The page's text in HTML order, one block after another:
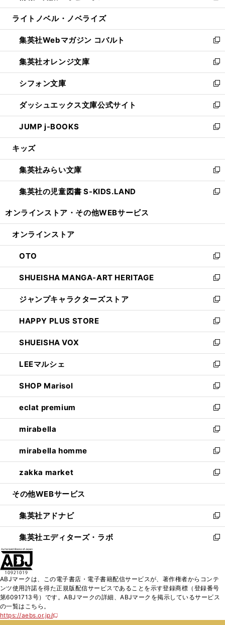
開
ウ
開
く
ン
ウ
で
開
く
ウ
ン
ド
ウ
で
開
く
し
ウ
ィ
ン
ド
ウ
で
開
く
ライトノベル・ノベライズ
集英社Webマガジン コバルト
新
し
い
ウ
ィ
ン
ド
ウ
で
開
集英社オレンジ文庫
新
し
い
ウ
ィ
ン
ド
ウ
開
く
シフォン文庫
新
し
い
ウ
ィ
ン
ウ
で
開
く
ダッシュエックス文庫公式サイト
新
し
い
ウ
ン
ド
ウ
で
JUMP j-BOOKS
新
し
ウ
ィ
ン
ド
開
キッズ
集英社みらい文庫
新
し
い
ン
ウ
で
開
く
集英社の児童図書 S-KIDS.LAND
新
ウ
ン
ド
ウ
で
開
く
オンラインストア・ その他WEBサービス
オンラインストア
OTO
新
し
い
ウ
ィ
ン
ド
ウ
で
開
く
SHUEISHA MANGA-ART HERITAGE
新
し
い
ウ
ィ
ン
ド
ウ
で
開
く
ジャンプキャラクターズストア
新
し
い
ウ
ィ
ン
ド
ウ
で
開
く
HAPPY PLUS STORE
新
し
い
ウ
ィ
ン
ド
ウ
で
開
く
SHUEISHA VOX
新
し
い
ウ
ィ
ン
ド
ウ
で
開
く
LEEマルシェ
新
し
い
ウ
ィ
ン
ド
ウ
で
開
く
SHOP Marisol
新
し
い
ウ
ィ
ン
ド
ウ
で
開
eclat premium
新
し
い
ウ
ィ
ン
ド
ウ
開
く
mirabella
新
し
い
ウ
ィ
ン
ウ
で
開
く
mirabella homme
新
し
い
ウ
ン
ド
ウ
で
zakka market
新
し
ウ
ィ
ン
ド
く
その他WEBサービス
集英社アドナビ
新
し
い
ド
ウ
で
集英社エディターズ・ラボ
新
ィ
ン
ド
ABJマークは、この電子書店・電子書籍配信サービスが、著作権者からコンテ
ンツ使用許諾を得た正規版配信サービスであることを示す登録商標（登録番号
第6091713号）です。ABJマークの詳細、ABJマークを掲示しているサービス
の一覧はこちら。
https://aebs.or.jp/
新